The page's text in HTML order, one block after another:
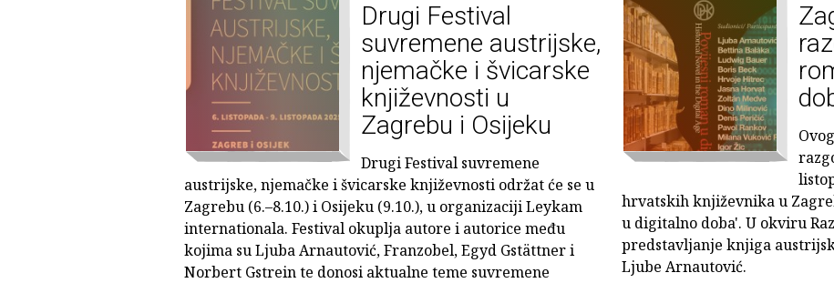
Drugi Festival
suvremene austrijske,
njemačke i švicarske
književnosti u
Zagrebu i Osijeku
Drugi Festival suvremene
austrijske, njemačke i švicarske književnosti održat će se u
Zagrebu (6.–8.10.) i Osijeku (9.10.), u organizaciji Leykam
internationala. Festival okuplja autore i autorice među
kojima su Ljuba Arnautović, Franzobel, Egyd Gstättner i
Norbert Gstrein te donosi aktualne teme suvremene
hrvatskih književnika u
u digitalno doba'. U okviru
predstavljanje knjiga
Ljube Arnautović.